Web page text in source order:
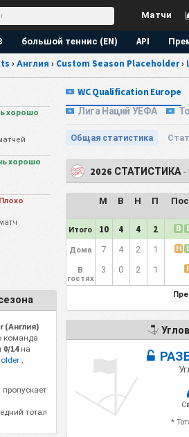
Матчи
большой теннис (EN) API
› Англия › Custom Season Placeholder›
хорошо
хорошо
Плохо
(Англия)
команда
0/14на
пропускает
тотал
WC Qualification Europe
Лига Наций УЕФА
Общая статистика
2026 СТАТИСТИКА -
М В Н П
Итого 10 4 4 2 В
Дома 7 4 2 1 Н
В
гостях
3 0 2 1
*